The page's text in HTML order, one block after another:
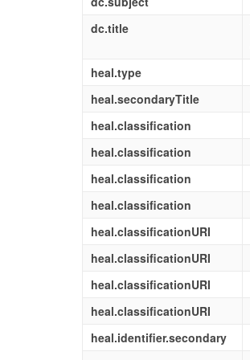
dc.title
heal.type
heal.secondaryTitle
heal.classification
heal.classification
heal.classification
heal.classification
heal.classificationURI
heal.classificationURI
heal.classificationURI
heal.classificationURI
heal.identifier.secondary